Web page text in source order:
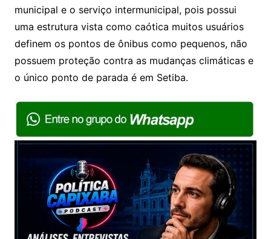
municipal e o serviço intermunicipal, pois possui
uma estrutura vista como caótica muitos usuários
definem os pontos de ônibus como pequenos, não
possuem proteção contra as mudanças climáticas e
o único ponto de parada é em Setiba.